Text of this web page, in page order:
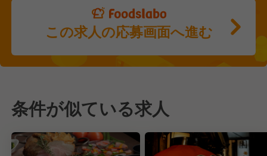
この求人の応募画面へ進む
条件が似ている求人